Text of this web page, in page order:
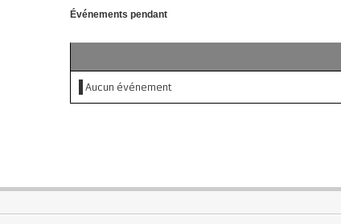
Événements pendant
Aucun événement